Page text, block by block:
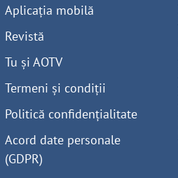
Aplicația mobilă
Revistă
Tu și AOTV
Termeni și condiții
Politică confidențialitate
Acord date personale
(GDPR)